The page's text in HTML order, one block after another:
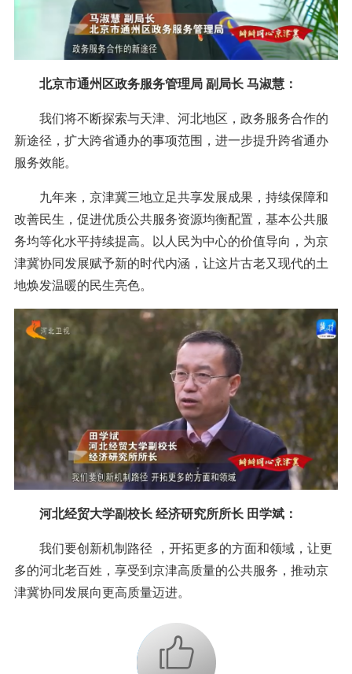
北京市通州区政务服务管理局 副局长 马淑慧：
我们将不断探索与天津、河北地区，政务服务合作的
新途径，扩大跨省通办的事项范围，进一步提升跨省通办
服务效能。
九年来，京津冀三地立足共享发展成果，持续保障和
改善民生，促进优质公共服务资源均衡配置，基本公共服
务均等化水平持续提高。以人民为中心的价值导向，为京
津冀协同发展赋予新的时代内涵，让这片古老又现代的土
地焕发温暖的民生亮色。
河北经贸大学副校长 经济研究所所长 田学斌：
我们要创新机制路径 ，开拓更多的方面和领域，让更
多的河北老百姓，享受到京津高质量的公共服务，推动京
津冀协同发展向更高质量迈进。
+1